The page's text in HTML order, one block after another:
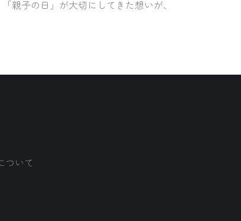
親子の日」が大切にしてきた想いが、
ついて